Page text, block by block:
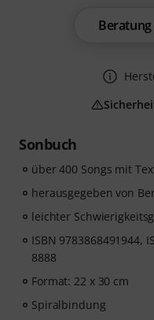
Sonbuch
über 400 Songs mit
herausgegeben von
leichter
ISBN 9783868491944,
8888
Format: 22 x 30 cm
Spiralbindung
Beratung